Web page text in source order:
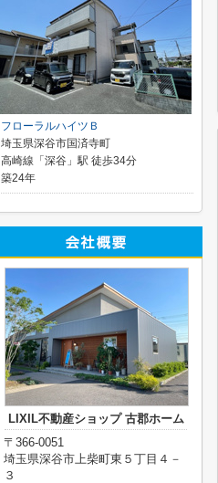
フローラルハイツＢ
埼玉県深谷市国済寺町
高崎線「深谷」駅 徒歩34分
築24年
LIXIL不動産ショップ 古郡ホーム
〒366-0051
埼玉県深谷市上柴町東５丁目４－
３